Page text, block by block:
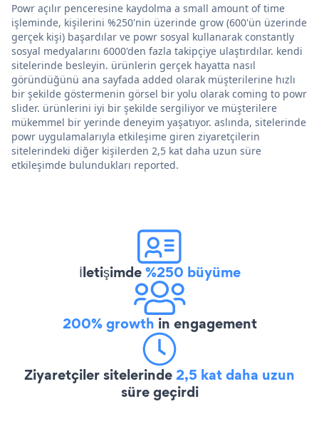
Powr açılır penceresine kaydolma a small amount of time
işleminde, kişilerini %250'nin üzerinde grow (600'ün üzerinde
gerçek kişi) başardılar ve powr sosyal kullanarak constantly
sosyal medyalarını 6000'den fazla takipçiye ulaştırdılar. kendi
sitelerinde besleyin. ürünlerin gerçek hayatta nasıl
göründüğünü ana sayfada added olarak müşterilerine hızlı
bir şekilde göstermenin görsel bir yolu olarak coming to powr
slider. ürünlerini iyi bir şekilde sergiliyor ve müşterilere
mükemmel bir yerinde deneyim yaşatıyor. aslında, sitelerinde
powr uygulamalarıyla etkileşime giren ziyaretçilerin
sitelerindeki diğer kişilerden 2,5 kat daha uzun süre
etkileşimde bulundukları reported.
İletişimde%250 büyüme
200% growth in engagement
Ziyaretçiler sitelerinde2,5 kat daha uzun
süre geçirdi